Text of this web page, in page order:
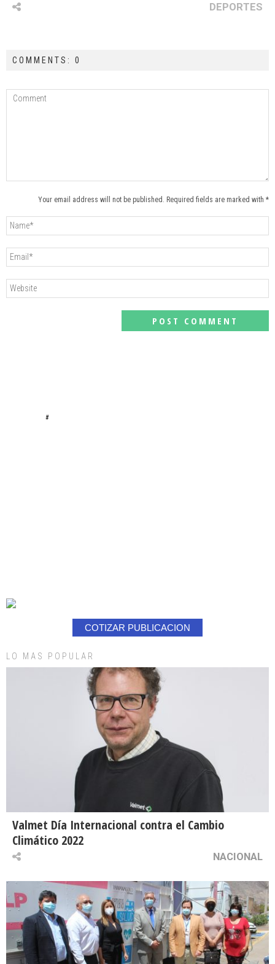
DEPORTES
COMMENTS: 0
Your email address will not be published. Required fields are marked with *
#
COTIZAR PUBLICACION
LO MAS POPULAR
Valmet Día Internacional contra el Cambio
Climático 2022
NACIONAL